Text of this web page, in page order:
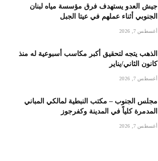
جيش العدو يستهدف فرق مؤسسة مياه لبنان
الجنوبي أثناء عملهم في عيتا الجبل
أغسطس 7, 2026
الذهب يتجه لتحقيق أكبر مكاسب أسبوعية له منذ
كانون الثاني/يناير
أغسطس 7, 2026
مجلس الجنوب – مكتب النبطية لمالكي المباني
المدمرة كلياً في المدينة وكفرجوز
أغسطس 7, 2026